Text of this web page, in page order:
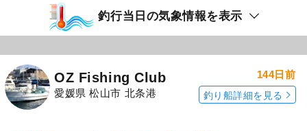
釣行当日の気象情報を表示
OZ Fishing Club
愛媛県 松山市 北条港
144日前
釣り船詳細を見る